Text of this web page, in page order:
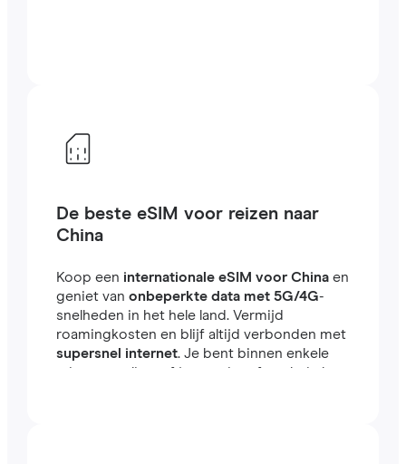
De beste eSIM voor reizen naar
China
Koop een internationale eSIM voor Chinaen
geniet van onbeperkte data met 5G/4G-
snelheden in het hele land. Vermijd
roamingkosten en blijf altijd verbonden met
supersnel internet. Je bent binnen enkele
minuten online, of je nu reist of werkt in het